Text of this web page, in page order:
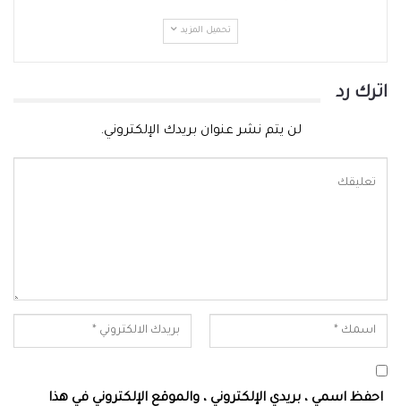
تحميل المزيد
اترك رد
لن يتم نشر عنوان بريدك الإلكتروني.
احفظ اسمي ، بريدي الإلكتروني ، والموقع الإلكتروني في هذا